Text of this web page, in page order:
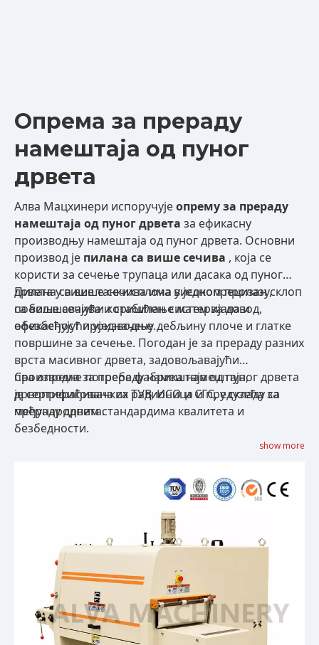
Опрема за прераду
намештаја од пуног
дрвета
Алва Мацхинери испоручујеопрему за прераду
намештаја од пуног дрвета за ефикасну
производњу намештаја од пуног дрвета. Основни
производ је пилана са више сечива , која се
користи за сечење трупаца или дасака од пуног
дрвета у више танких плоча у једном пролазу,
побољшавајући коришћење материјала и
ефикасност производње.
Пилана са више сечива има високопрецизан склоп
са више сечива и стабилан систем за довод,
обезбеђујући уједначену дебљину плоче и глатке
површине за сечење. Погодан је за прераду разних
врста масивног дрвета, задовољавајући
производне потребе фабрика намештаја,
дрвопрерађивачких радионица и предузећа за
прераду дрвета.
Сва опрема за прераду намештаја од пуног дрвета
је сертификована са ТУВ, ИСО и СГС, у складу са
међународним стандардима квалитета и
безбедности.
show more